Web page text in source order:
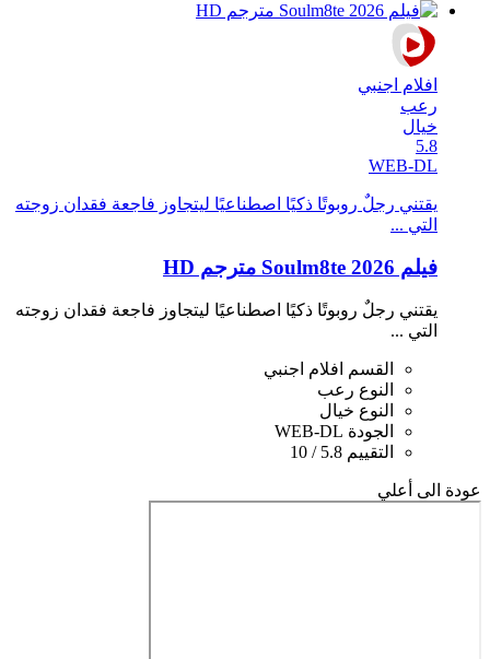
افلام اجنبي
رعب
خيال
5.8
WEB-DL
يقتني رجلٌ روبوتًا ذكيًا اصطناعيًا ليتجاوز فاجعة فقدان زوجته
التي ...
فيلم Soulm8te 2026 مترجم HD
يقتني رجلٌ روبوتًا ذكيًا اصطناعيًا ليتجاوز فاجعة فقدان زوجته
التي ...
القسم
افلام اجنبي
النوع رعب
النوع خيال
الجودة WEB-DL
التقييم 5.8 / 10
عودة الى أعلي